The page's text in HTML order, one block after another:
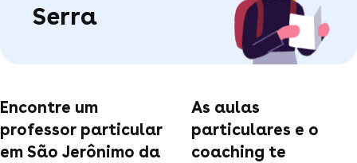
Serra
Encontre um
professor particular
em São Jerônimo da
As aulas
particulares e o
coaching te